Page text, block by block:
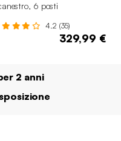
6 posti
4.2 (35)
329,99 €
2 anni